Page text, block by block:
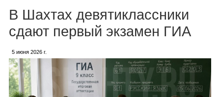
В Шахтах девятиклассники
сдают первый экзамен ГИА
5 июня 2026 г.